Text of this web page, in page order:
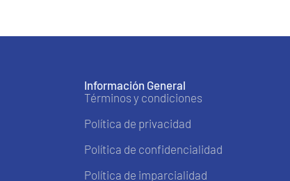
Información General
Términos y condiciones
Política de privacidad
Política de confidencialidad
Política de imparcialidad